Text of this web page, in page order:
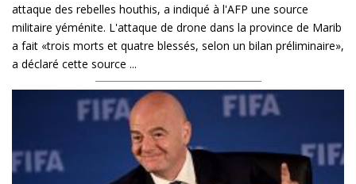
attaque des rebelles houthis, a indiqué à l'AFP une source
militaire yéménite. L'attaque de drone dans la province de Marib
a fait «trois morts et quatre blessés, selon un bilan préliminaire»,
a déclaré cette source ...